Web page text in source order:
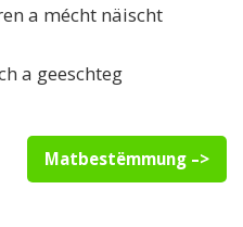
a mécht näischt
a geeschteg
Matbestëmmung –>